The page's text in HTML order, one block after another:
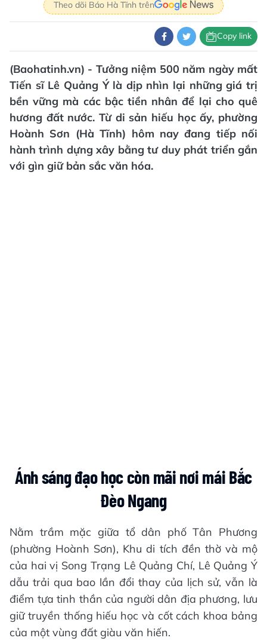
Theo dõi Báo Hà Tĩnh trên
Copy link
(Baohatinh.vn) - Tưởng niệm 500 năm ngày mất
Tiến sĩ Lê Quảng Ý là dịp nhìn lại những giá trị
bền vững mà các bậc tiền nhân để lại cho quê
hương đất nước. Từ di sản hiếu học ấy, phường
Hoành Sơn (Hà Tĩnh) hôm nay đang tiếp nối
hành trình dựng xây bằng tư duy phát triển gắn
với gìn giữ bản sắc văn hóa.
Ánh sáng đạo học còn mãi nơi mái Bắc
Đèo Ngang
Nằm trầm mặc giữa tổ dân phố Tân Phương
(phường Hoành Sơn), Khu di tích đền thờ và mộ
của hai vị Song Trạng Lê Quảng Chí, Lê Quảng Ý
dẫu trải qua bao lần đổi thay của lịch sử, vẫn là
điểm tựa tinh thần của người dân địa phương, lưu
giữ truyền thống hiếu học và cốt cách khoa bảng
của một vùng đất giàu văn hiến.